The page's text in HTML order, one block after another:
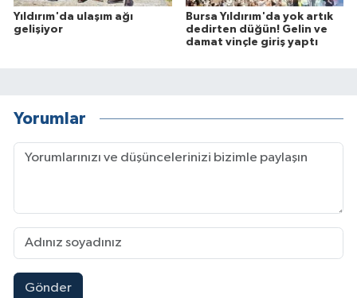
Yıldırım'da ulaşım ağı
gelişiyor
Bursa Yıldırım'da yok artık
dedirten düğün! Gelin ve
damat vinçle giriş yaptı
Yorumlar
Gönder